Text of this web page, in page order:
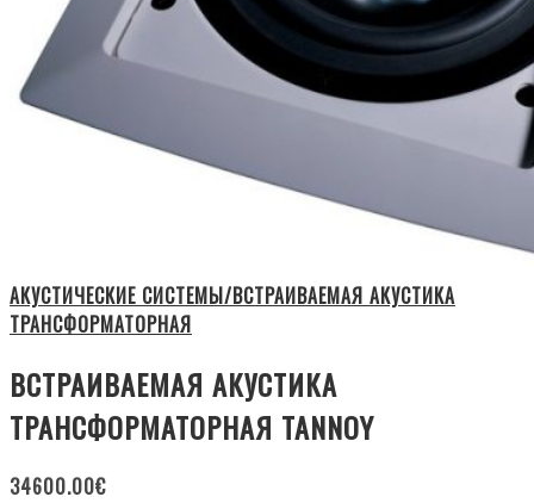
АКУСТИЧЕСКИЕ СИСТЕМЫ/ВСТРАИВАЕМАЯ АКУСТИКА
ТРАНСФОРМАТОРНАЯ
ВСТРАИВАЕМАЯ АКУСТИКА
ТРАНСФОРМАТОРНАЯ TANNOY
34600.00€